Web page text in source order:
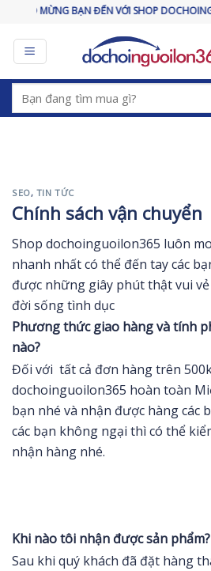
content
MỪNG BẠN ĐẾN VỚI SHOP
Tìm
kiếm:
SEO, TIN TỨC
Chính sách vận chuyển
Shop dochoinguoilon365 luôn
nhanh nhất có thể đến tay các
được những giây phút thật vui
đời sống tình dục
Phương thức giao hàng và tính
nào?
Đối với tất cả đơn hàng trên
dochoinguoilon365 hoàn toàn
bạn nhé và nhận được hàng các
các bạn không ngại thì có thể
nhận hàng nhé.
Khi nào tôi nhận được sản phẩm?
Sau khi quý khách đã đặt hàng